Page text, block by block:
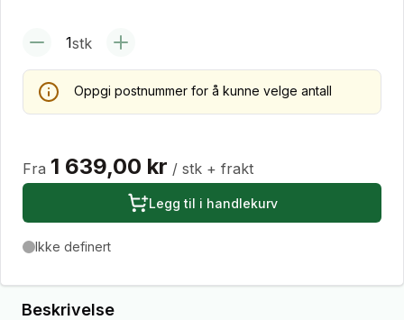
1stk
Oppgi postnummer for å kunne velge antall
Fra 1 639,00 kr / stk + frakt
Legg til i handlekurv
Ikke definert
Beskrivelse